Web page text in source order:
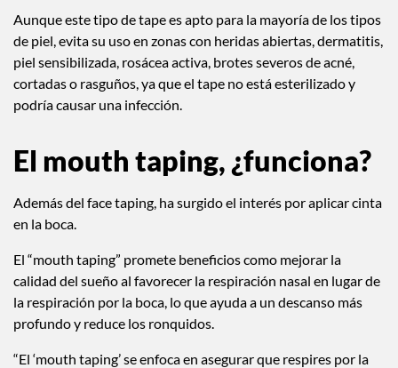
Aunque este tipo de tape es apto para la mayoría de los tipos
de piel, evita su uso en zonas con heridas abiertas, dermatitis,
piel sensibilizada, rosácea activa, brotes severos de acné,
cortadas o rasguños, ya que el tape no está esterilizado y
podría causar una infección.
El mouth taping, ¿funciona?
Además del face taping, ha surgido el interés por aplicar cinta
en la boca.
El “mouth taping” promete beneficios como mejorar la
calidad del sueño al favorecer la respiración nasal en lugar de
la respiración por la boca, lo que ayuda a un descanso más
profundo y reduce los ronquidos.
“El ‘mouth taping’ se enfoca en asegurar que respires por la